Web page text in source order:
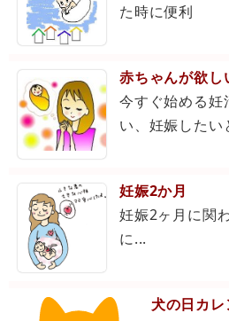
た時に便利
赤ちゃんが欲し
今すぐ始める妊
い、妊娠したい
妊娠2か月
妊娠2ヶ月に関
に...
犬の日カ